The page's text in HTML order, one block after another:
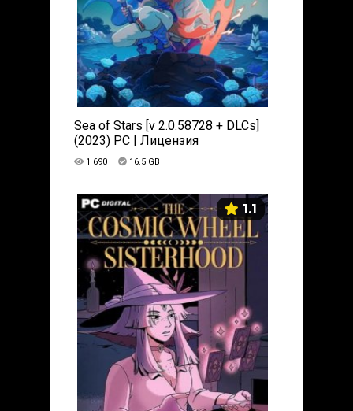
Sea of Stars [v 2.0.58728 + DLCs]
(2023) PC | Лицензия
1 690 16.5 GB
1.1